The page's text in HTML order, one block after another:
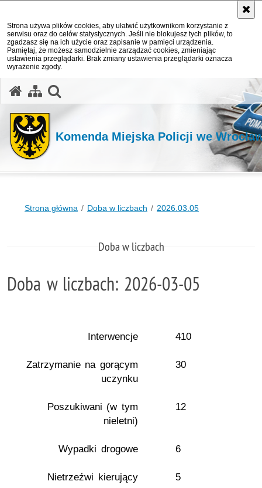
Strona używa plików cookies, aby ułatwić użytkownikom korzystanie z
serwisu oraz do celów statystycznych. Jeśli nie blokujesz tych plików, to
zgadzasz się na ich użycie oraz zapisanie w pamięci urządzenia.
Pamiętaj, że możesz samodzielnie zarządzać cookies, zmieniając
ustawienia przeglądarki. Brak zmiany ustawienia przeglądarki oznacza
wyrażenie zgody.
Komenda Miejska Policji we
Strona główna Doba w liczbach 2026.03.05
Doba w liczbach
Doba w liczbach: 2026-03-05
Interwencje 410
Zatrzymanie na gorącym
uczynku
30
Poszukiwani (w tym
nieletni)
12
Wypadki drogowe 6
Nietrzeźwi kierujący 5